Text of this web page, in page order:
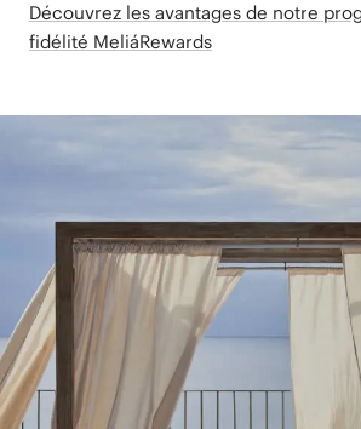
Découvrez les avantages de notre
fidélité MeliáRewards